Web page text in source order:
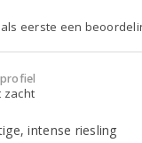
eerste een
zacht
intense riesling